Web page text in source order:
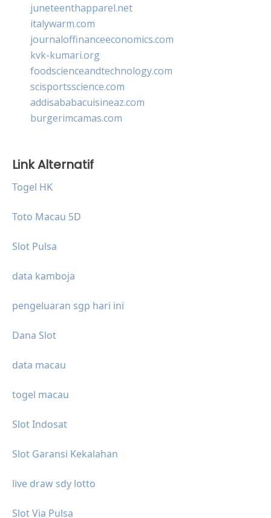
juneteenthapparel.net
italywarm.com
journaloffinanceeconomics.com
kvk-kumari.org
foodscienceandtechnology.com
scisportsscience.com
addisababacuisineaz.com
burgerimcamas.com
Link Alternatif
Togel HK
Toto Macau 5D
Slot Pulsa
data kamboja
pengeluaran sgp hari ini
Dana Slot
data macau
togel macau
Slot Indosat
Slot Garansi Kekalahan
live draw sdy lotto
Slot Via Pulsa